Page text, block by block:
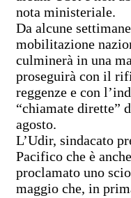
nota ministeriale.
Da alcune
mobilitazione
culminerà in una
proseguirà con il
reggenze e con
“chiamate dirette”
agosto.
L’Udir, sindacato
Pacifico che è
proclamato uno
maggio che, in